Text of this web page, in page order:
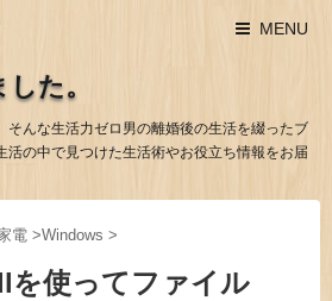
MENU
た。
そんな生活力ゼロ男の離婚後の生活を綴ったブ
活の中で見つけた生活術やお役立ち情報をお届
電 >Windows >
を使ってファイル